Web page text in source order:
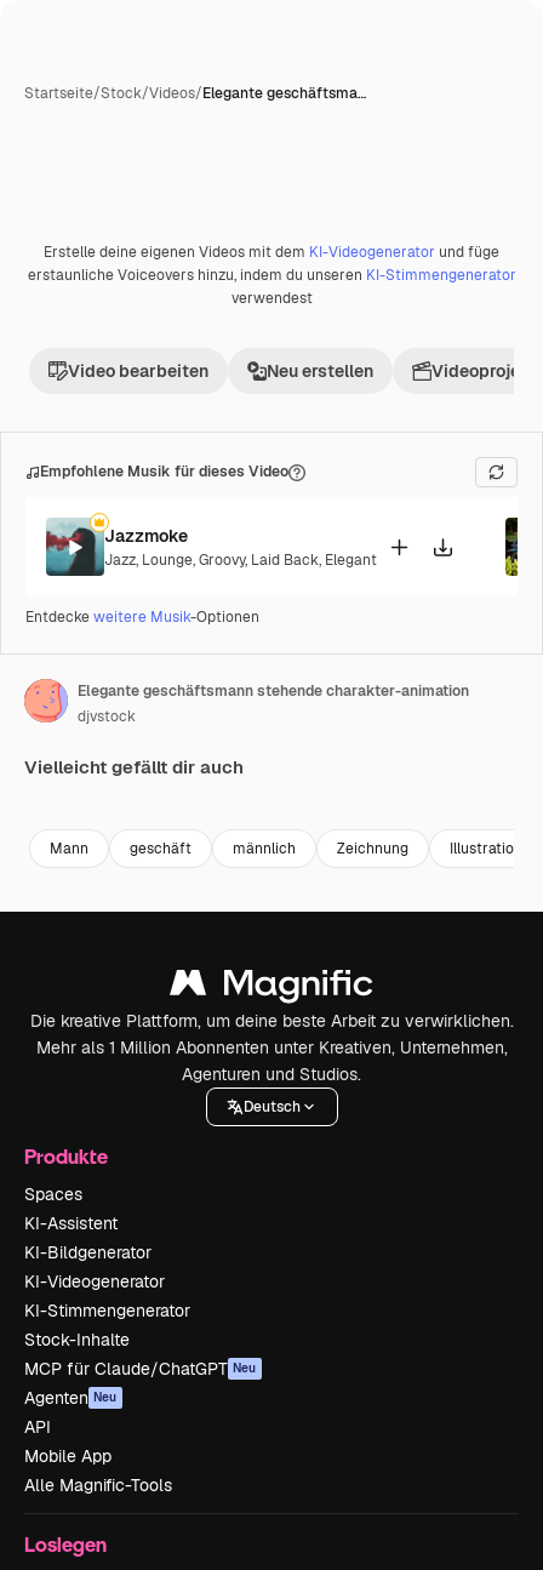
Startseite/Stock/Videos/Elegante geschäftsma…
Premium
Erstelle deine eigenen Videos mit dem KI-Videogenerator und füge
erstaunliche Voiceovers hinzu, indem du unseren KI-Stimmengenerator
verwendest
Video bearbeiten Neu erstellen Videoprojekt
Empfohlene Musik für dieses Video
Jazzmoke
Jazz, Lounge,Groovy, Laid Back, Elegant
Entdeckeweitere Musik-Optionen
Elegante geschäftsmann stehende charakter-animation
djvstock
Vielleicht gefällt dir auch
Mann geschäft männlich Zeichnung Illustration
Die kreative Plattform, um deine beste Arbeit zu verwirklichen.
Mehr als 1 Million Abonnenten unter Kreativen, Unternehmen,
Agenturen und Studios.
Deutsch
Produkte
Spaces
KI-Assistent
KI-Bildgenerator
KI-Videogenerator
KI-Stimmengenerator
Stock-Inhalte
MCP für Claude/ChatGPT Neu
Agenten Neu
API
Mobile App
Alle Magnific-Tools
Loslegen